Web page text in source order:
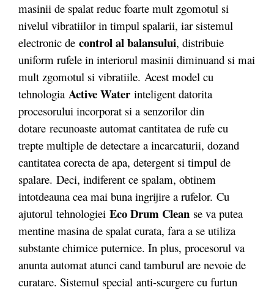
masinii de spalat reduc foarte mult zgomotul si
nivelul vibratiilor in timpul spalarii, iar sistemul
electronic de control al balansului, distribuie
uniform rufele in interiorul masinii diminuand si mai
mult zgomotul si vibratiile. Acest model cu
tehnologia Active Water inteligent datorita
procesorului incorporat si a senzorilor din
dotare recunoaste automat cantitatea de rufe cu
trepte multiple de detectare a incarcaturii, dozand
cantitatea corecta de apa, detergent si timpul de
spalare. Deci, indiferent ce spalam, obtinem
intotdeauna cea mai buna ingrijire a rufelor. Cu
ajutorul tehnologiei Eco Drum Clean se va putea
mentine masina de spalat curata, fara a se utiliza
substante chimice puternice. In plus, procesorul va
anunta automat atunci cand tamburul are nevoie de
curatare. Sistemul special anti-scurgere cu furtun